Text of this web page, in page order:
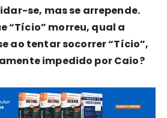
se, mas se arrepende.
“Tício” morreu, qual a
ao tentar socorrer “Tício”,
impedido por Caio?